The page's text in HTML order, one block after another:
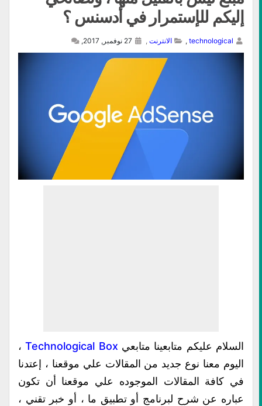
إليكم للإستمرار في أدسنس ؟
technological
, الانترنت ,
السلام عليكم متابعينا متابعي Technological Box،
اليوم معنا نوع جديد من المقالات علي موقعنا ، إعتدنا
في كافة المقالات الموجوده علي موقعنا أن تكون
عباره عن شرح لبرنامج أو تطبيق ما ، أو خبر تقني ،